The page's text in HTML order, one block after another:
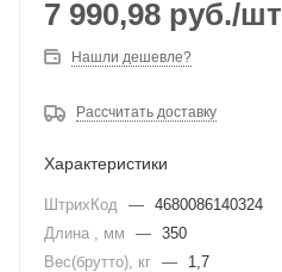
7 990,98 руб./шт
Нашли дешевле?
Рассчитать доставку
Характеристики
ШтрихКод — 4680086140324
Длина , мм
— 350
Вес(брутто), кг —
1,7